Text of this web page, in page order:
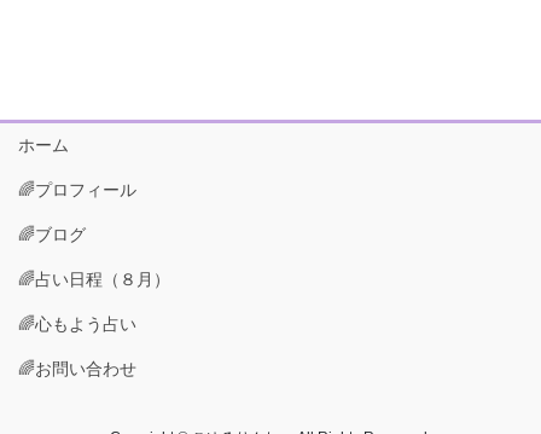
ホーム
🌈プロフィール
🌈ブログ
🌈占い日程（８月）
🌈心もよう占い
🌈お問い合わせ